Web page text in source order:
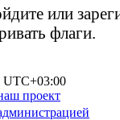
или
флаги.
UTC+03:00
проект